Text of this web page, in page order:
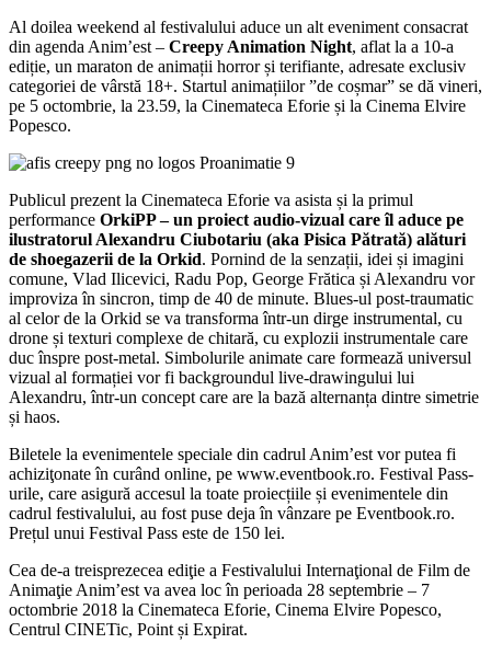
Al doilea weekend al festivalului aduce un alt eveniment consacrat
din agenda Anim’est – Creepy Animation Night, aflat la a 10-a
ediție, un maraton de animații horror și terifiante, adresate exclusiv
categoriei de vârstă 18+. Startul animațiilor ”de coșmar” se dă vineri,
pe 5 octombrie, la 23.59, la Cinemateca Eforie și la Cinema Elvire
Popesco.
Publicul prezent la Cinemateca Eforie va asista și la primul
performance OrkiPP – un proiect audio-vizual care îl aduce pe
ilustratorul Alexandru Ciubotariu (aka Pisica Pătrată) alături
de shoegazerii de la Orkid. Pornind de la senzații, idei și imagini
comune, Vlad Ilicevici, Radu Pop, George Frătica și Alexandru vor
improviza în sincron, timp de 40 de minute. Blues-ul post-traumatic
al celor de la Orkid se va transforma într-un dirge instrumental, cu
drone și texturi complexe de chitară, cu explozii instrumentale care
duc înspre post-metal. Simbolurile animate care formează universul
vizual al formației vor fi backgroundul live-drawingului lui
Alexandru, într-un concept care are la bază alternanța dintre simetrie
și haos.
Biletele la evenimentele speciale din cadrul Anim’est vor putea fi
achiziţonate în curând online, pe www.eventbook.ro. Festival Pass-
urile, care asigură accesul la toate proiecțiile și evenimentele din
cadrul festivalului, au fost puse deja în vânzare pe Eventbook.ro.
Prețul unui Festival Pass este de 150 lei.
Cea de-a treisprezecea ediţie a Festivalului Internaţional de Film de
Animaţie Anim’est va avea loc în perioada 28 septembrie – 7
octombrie 2018 la Cinemateca Eforie, Cinema Elvire Popesco,
Centrul CINETic, Point și Expirat.